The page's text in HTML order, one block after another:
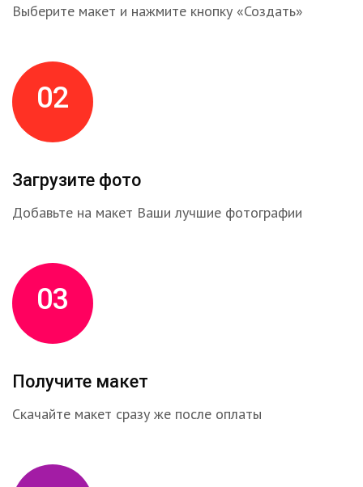
Выберите макет и нажмите кнопку «Создать»
02
Загрузите фото
Добавьте на макет Ваши лучшие фотографии
03
Получите макет
Скачайте макет сразу же после оплаты